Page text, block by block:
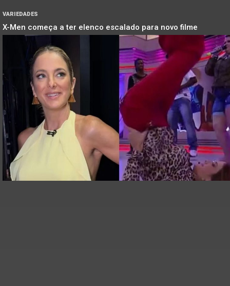
VARIEDADES
X-Men começa a ter elenco escalado para novo filme